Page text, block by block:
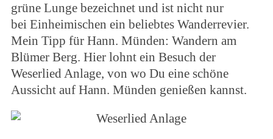
grüne Lunge bezeichnet und ist nicht nur
bei Einheimischen ein beliebtes Wanderrevier.
Mein Tipp für Hann. Münden: Wandern am
Blümer Berg. Hier lohnt ein Besuch der
Weserlied Anlage, von wo Du eine schöne
Aussicht auf Hann. Münden genießen kannst.